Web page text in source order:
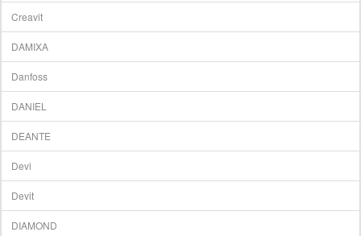
Creavit
DAMIXA
Danfoss
DANIEL
DEANTE
Devi
Devit
DIAMOND